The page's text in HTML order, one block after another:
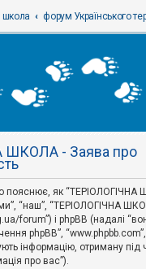
школа форум Українського
ШКОЛА - Заява про
пояснює, як “ТЕРІОЛОГІЧНА
“наш”, “ТЕРІОЛОГІЧНА
forum”) і phpBB (надалі
phpBB”, “www.phpbb.com”,
інформацію, отриману під
про вас”).